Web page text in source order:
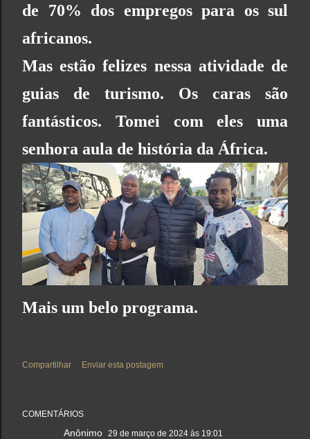
de 70% dos empregos para os sul
africanos.
Mas estão felizes nessa atividade de
guias de turismo. Os caras são
fantásticos. Tomei com eles uma
senhora aula de história da África.
Mais um belo programa.
Compartilhar Enviar esta postagem
COMENTÁRIOS
Anônimo 29 de março de 2024 às 19:01